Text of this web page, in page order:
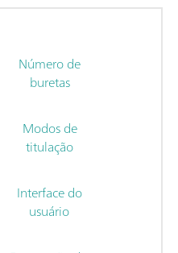
Número de
buretas
Modos de
titulação
Interface do
usuário